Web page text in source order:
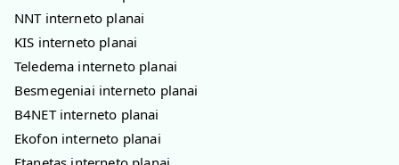
NNT interneto planai
KIS interneto planai
Teledema interneto planai
Besmegeniai interneto planai
B4NET interneto planai
Ekofon interneto planai